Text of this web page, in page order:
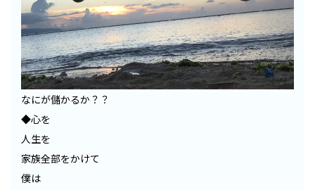
なにが儲かるか？？
◆心を
人生を
家族全部をかけて
僕は